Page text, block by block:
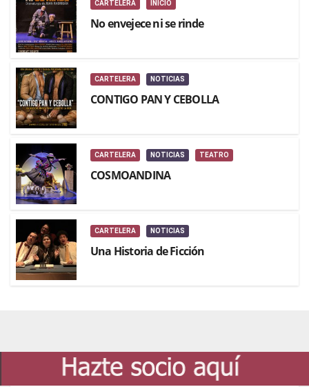
CARTELERA INICIO
No envejece ni se rinde
CARTELERA NOTICIAS
CONTIGO PAN Y CEBOLLA
CARTELERA NOTICIAS TEATRO
COSMOANDINA
CARTELERA NOTICIAS
Una Historia de Ficción